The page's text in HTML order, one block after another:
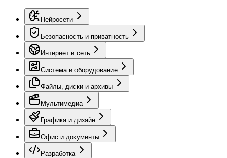
Нейросети
Безопасность и приватность
Интернет и сеть
Система и оборудование
Файлы, диски и архивы
Мультимедиа
Графика и дизайн
Офис и документы
Разработка